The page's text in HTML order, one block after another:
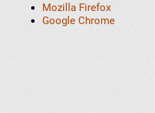
Mozilla Firefox
Google Chrome